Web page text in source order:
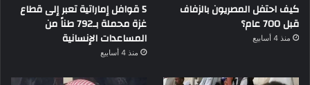
كيف احتفل المصريون بالزفاف
قبل 700 عام؟
منذ 4 أسابيع
5 قوافل إماراتية تعبر إلى قطاع
غزة محملة بـ792 طناً من
المساعدات الإنسانية
منذ 4 أسابيع